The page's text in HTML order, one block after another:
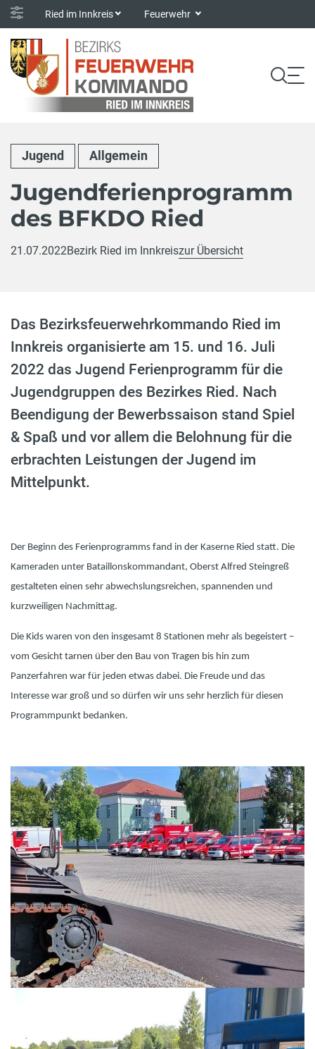
Ried im Innkreis Feuerwehr
Jugend Allgemein
Jugendferienprogramm
des BFKDO Ried
21.07.2022Bezirk Ried im Innkreiszur Übersicht
Das Bezirksfeuerwehrkommando Ried im
Innkreis organisierte am 15. und 16. Juli
2022 das Jugend Ferienprogramm für die
Jugendgruppen des Bezirkes Ried. Nach
Beendigung der Bewerbssaison stand Spiel
& Spaß und vor allem die Belohnung für die
erbrachten Leistungen der Jugend im
Mittelpunkt.
Der Beginn des Ferienprogramms fand in der Kaserne Ried statt. Die
Kameraden unter Bataillonskommandant, Oberst Alfred Steingreß
gestalteten einen sehr abwechslungsreichen, spannenden und
kurzweiligen Nachmittag.
Die Kids waren von den insgesamt 8 Stationen mehr als begeistert –
vom Gesicht tarnen über den Bau von Tragen bis hin zum
Panzerfahren war für jeden etwas dabei. Die Freude und das
Interesse war groß und so dürfen wir uns sehr herzlich für diesen
Programmpunkt bedanken.